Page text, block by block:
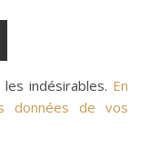
indésirables. En
données de vos